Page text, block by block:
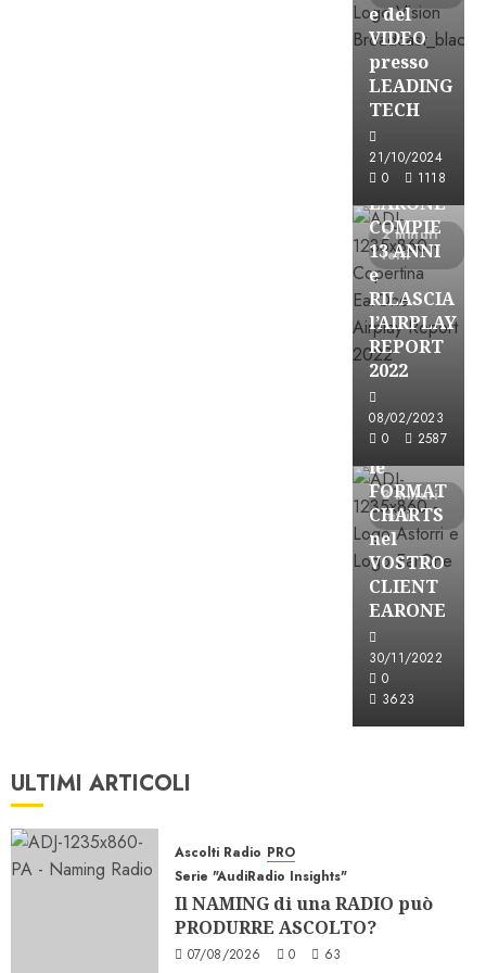
e del
VIDEO
presso
LEADING
TECH
21/10/2024
0
1118
2 minuti
letti
Partnership
EARONE
COMPIE
13 ANNI
e
RILASCIA
l’AIRPLAY
REPORT
2022
08/02/2023
0
2587
3 minuti
letti
Partnership
le
FORMAT
CHARTS
nel
VOSTRO
CLIENT
EARONE
30/11/2022
0
3623
ULTIMI ARTICOLI
Ascolti Radio PRO
Serie "AudiRadio Insights"
Il NAMING di una RADIO può
PRODURRE ASCOLTO?
07/08/2026 0 63